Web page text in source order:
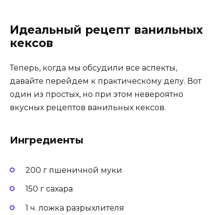
Идеальный рецепт ванильных
кексов
Теперь, когда мы обсудили все аспекты,
давайте перейдем к практическому делу. Вот
один из простых, но при этом невероятно
вкусных рецептов ванильных кексов.
Ингредиенты
200 г пшеничной муки
150 г сахара
1 ч. ложка разрыхлителя